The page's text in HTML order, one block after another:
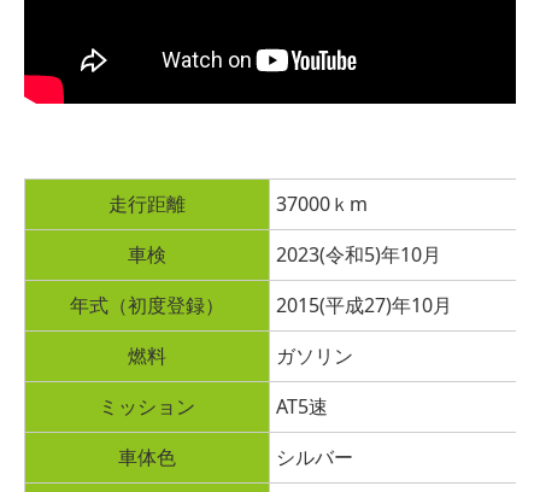
走行距離 37000ｋm
車検
2023(令和5)年10月
年式（初度登録）
2015(平成27)年10月
燃料
ガソリン
ミッション
AT5速
車体色
シルバー